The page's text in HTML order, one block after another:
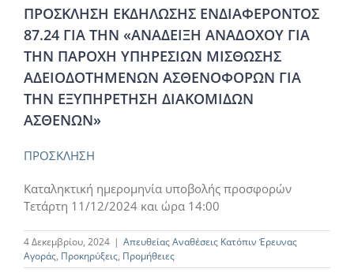
ΠΡΟΣΚΛΗΣΗ ΕΚΔΗΛΩΣΗΣ ΕΝΔΙΑΦΕΡΟΝΤΟΣ
87.24 ΓΙΑ ΤΗΝ «ΑΝΑΔΕΙΞΗ ΑΝΑΔΟΧΟΥ ΓΙΑ
ΤΗΝ ΠΑΡΟΧΗ ΥΠΗΡΕΣΙΩΝ ΜΙΣΘΩΣΗΣ
ΑΔΕΙΟΔΟΤΗΜΕΝΩΝ ΑΣΘΕΝΟΦΟΡΩΝ ΓΙΑ
ΤΗΝ ΕΞΥΠΗΡΕΤΗΣΗ ΔΙΑΚΟΜΙΔΩΝ
ΑΣΘΕΝΩΝ»
ΠΡΟΣΚΛΗΣΗ
Καταληκτική ημερομηνία υποβολής προσφορών
Τετάρτη 11/12/2024 και ώρα 14:00
4 Δεκεμβρίου, 2024 | Απευθείας Αναθέσεις Κατόπιν Έρευνας
Αγοράς, Προκηρύξεις, Προμήθειες